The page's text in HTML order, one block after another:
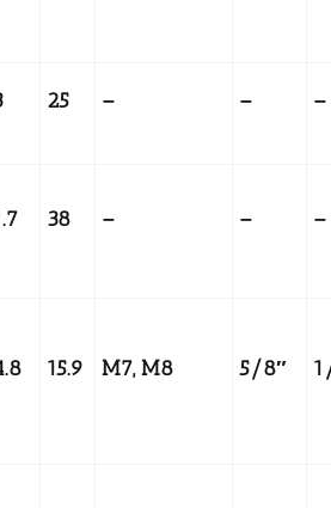
25 – – –
38 – – –
15.9 M7, M8 5/8″